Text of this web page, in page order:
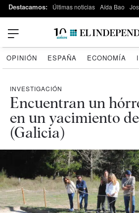
Destacamos: Últimas noticias Aída Bao
OPINIÓN ESPAÑA ECONOMÍA
INVESTIGACIÓN
Encuentran un
en un yacimiento
(Galicia)